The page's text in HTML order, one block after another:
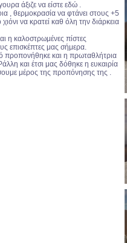
άξιζε να είστε εδώ .
, θερμοκρασία να φτάνει στους +5
να κρατεί καθ όλη την διάρκεια
η καλοστρωμένες πίστες
επισκέπτες μας σήμερα.
προπονήθηκε και η πρωταθλήτρια
και έτσι μας δόθηκε η ευκαιρία
μέρος της προπόνησης της .